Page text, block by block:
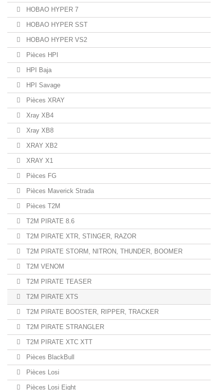
HOBAO HYPER 7
HOBAO HYPER SST
HOBAO HYPER VS2
Pièces HPI
HPI Baja
HPI Savage
Pièces XRAY
Xray XB4
Xray XB8
XRAY XB2
XRAY X1
Pièces FG
Pièces Maverick Strada
Pièces T2M
T2M PIRATE 8.6
T2M PIRATE XTR, STINGER, RAZOR
T2M PIRATE STORM, NITRON, THUNDER, BOOMER
T2M VENOM
T2M PIRATE TEASER
T2M PIRATE XTS
T2M PIRATE BOOSTER, RIPPER, TRACKER
T2M PIRATE STRANGLER
T2M PIRATE XTC XTT
Pièces BlackBull
Pièces Losi
Pièces Losi Eight